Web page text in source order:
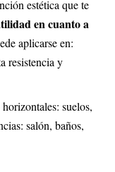
estética que te
en cuanto a
aplicarse en:
resistencia y
suelos,
salón, baños,